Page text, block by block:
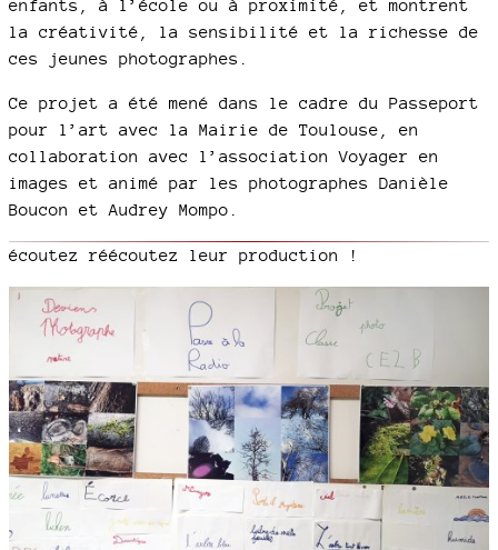
enfants, à l’école ou à proximité, et montrent
la créativité, la sensibilité et la richesse de
ces jeunes photographes.
Ce projet a été mené dans le cadre du Passeport
pour l’art avec la Mairie de Toulouse, en
collaboration avec l’association Voyager en
images et animé par les photographes Danièle
Boucon et Audrey Mompo.
écoutez réécoutez leur production !